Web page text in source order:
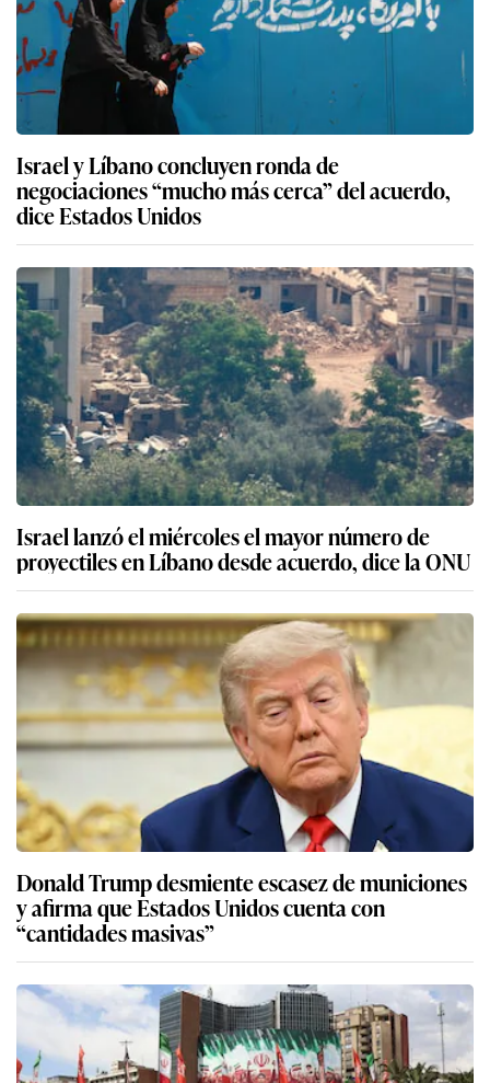
Israel y Líbano concluyen ronda de
negociaciones “mucho más cerca” del acuerdo,
dice Estados Unidos
Israel lanzó el miércoles el mayor número de
proyectiles en Líbano desde acuerdo, dice la ONU
Donald Trump desmiente escasez de municiones
y afirma que Estados Unidos cuenta con
“cantidades masivas”